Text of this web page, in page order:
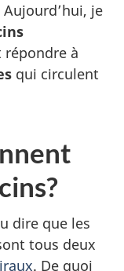
Aujourd’hui, je
répondre à
qui circulent
dire que les
tous deux
. De quoi